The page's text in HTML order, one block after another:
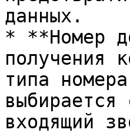
данных.
* **Номер
получения
типа
входящий